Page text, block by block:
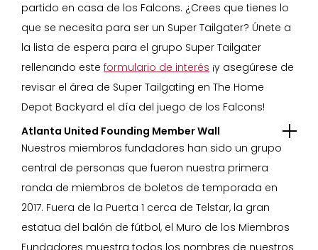
partido en casa de los Falcons. ¿Crees que tienes lo
que se necesita para ser un Super Tailgater? Únete a
la lista de espera para el grupo Super Tailgater
rellenando este formulario de interés ¡y asegúrese de
revisar el área de Super Tailgating en The Home
Depot Backyard el día del juego de los Falcons!
Atlanta United Founding Member Wall
Nuestros miembros fundadores han sido un grupo
central de personas que fueron nuestra primera
ronda de miembros de boletos de temporada en
2017. Fuera de la Puerta 1 cerca de Telstar, la gran
estatua del balón de fútbol, el Muro de los Miembros
Fundadores muestra todos los nombres de nuestros